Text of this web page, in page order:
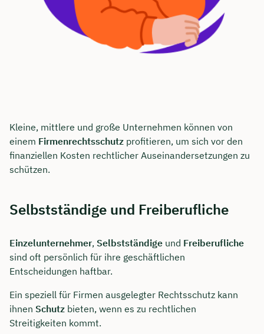
Kleine, mittlere und große Unternehmen können von
einem Firmenrechtsschutz profitieren, um sich vor den
finanziellen Kosten rechtlicher Auseinandersetzungen zu
schützen.
Selbstständige und Freiberufliche
Einzelunternehmer, Selbstständige und Freiberufliche
sind oft persönlich für ihre geschäftlichen
Entscheidungen haftbar.
Ein speziell für Firmen ausgelegter Rechtsschutz kann
ihnen Schutz bieten, wenn es zu rechtlichen
Streitigkeiten kommt.